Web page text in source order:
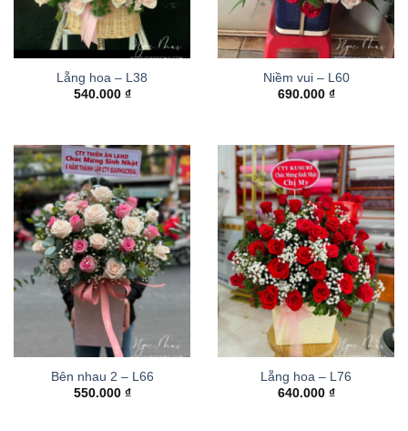
Lẵng hoa – L38
540.000 ₫
Niềm vui – L60
690.000 ₫
Bên nhau 2 – L66
550.000 ₫
Lẵng hoa – L76
640.000 ₫